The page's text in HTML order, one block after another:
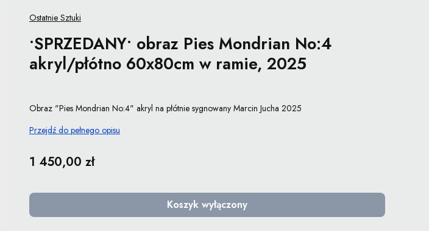
Ostatnie Sztuki
•SPRZEDANY• obraz Pies Mondrian No:4
akryl/płótno 60x80cm w ramie, 2025
Obraz "Pies Mondrian No:4" akryl na płótnie sygnowany Marcin Jucha 2025
Przejdź do pełnego opisu
Cena
1 450,00 zł
Koszyk wyłączony